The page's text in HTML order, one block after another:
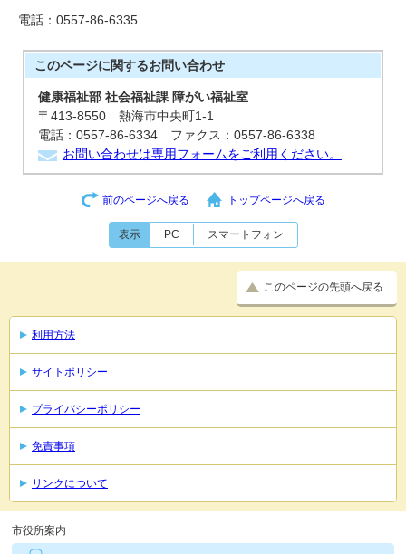
電話：0557-86-6335
このページに関するお問い合わせ
健康福祉部 社会福祉課 障がい福祉室
〒413-8550 熱海市中央町1-1
電話：0557-86-6334 ファクス：0557-86-6338
お問い合わせは専用フォームをご利用ください。
前のページへ戻る トップページへ戻る
表示 PC スマートフォン
このページの先頭へ戻る
利用方法
サイトポリシー
プライバシーポリシー
免責事項
リンクについて
市役所案内